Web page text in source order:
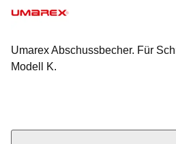
Umarex Abschussbecher. Für
Modell K.